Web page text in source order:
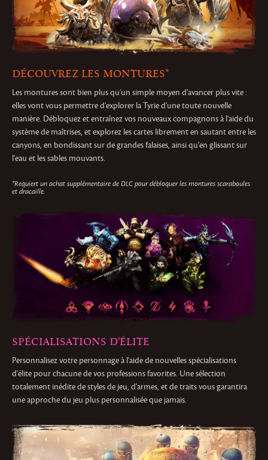
DÉCOUVREZ LES MONTURES*
Les montures sont bien plus qu'un simple moyen d'avancer plus vite :
elles vont vous permettre d'explorer la Tyrie d'une toute nouvelle
manière. Débloquez et entraînez vos nouveaux compagnons à l'aide du
système de maîtrises, et explorez les cartes librement en sautant entre les
canyons, en bondissant sur de grandes falaises, ainsi qu'en glissant sur
l'eau et les sables mouvants.
*Requiert un achat supplémentaire de DLC pour débloquer les montures scaraboules
et dracaille.
SPÉCIALISATIONS D'ÉLITE
Personnalisez votre personnage à l'aide de nouvelles spécialisations
d'élite pour chacune de vos professions favorites. Une sélection
totalement inédite de styles de jeu, d'armes, et de traits vous garantira
une approche du jeu plus personnalisée que jamais.